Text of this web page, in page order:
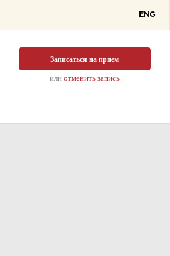
ENG
Записаться на прием
или отменить запись